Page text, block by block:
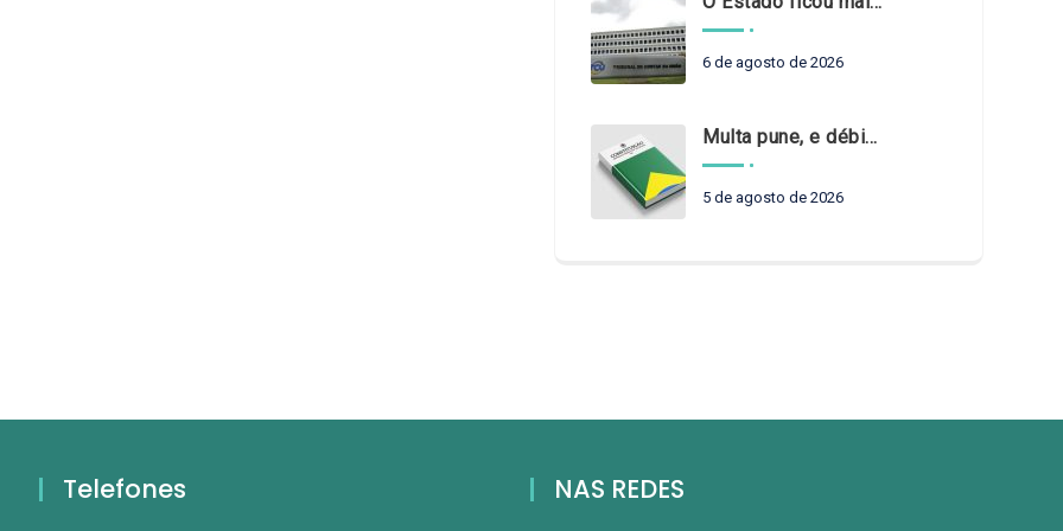
6 de agosto de 2026
Multa pune, e débito recompõe. § 3º do art. 71 da Constituição: um problema de legística formal
5 de agosto de 2026
Telefones NAS REDES